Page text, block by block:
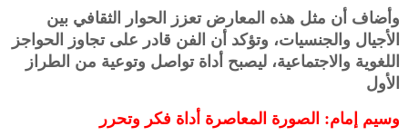
وأضاف أن مثل هذه المعارض تعزز الحوار الثقافي بين
الأجيال والجنسيات، وتؤكد أن الفن قادر على تجاوز الحواجز
اللغوية والاجتماعية، ليصبح أداة تواصل وتوعية من الطراز
الأول
وسيم إمام: الصورة المعاصرة أداة فكر وتحرر